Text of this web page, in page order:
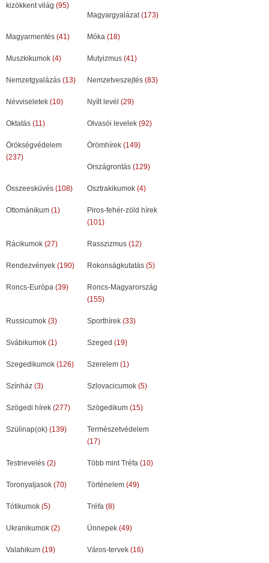
kizökkent világ (95)
Magyargyalázat(173)
Magyarmentés (41) Móka (18)
Muszkikumok (4) Mutyizmus (41)
Nemzetgyalázás (13) Nemzetveszejtés (83)
Névviseletek (10) Nyílt levél (29)
Oktatás (11) Olvasói levelek (92)
Örökségvédelem
(237)
Örömhírek (149)
Országrontás (129)
Összeesküvés (108) Osztrakikumok (4)
Ottománikum (1)
Piros-fehér-zöld hírek
(101)
Rácikumok (27) Rasszizmus (12)
Rendezvények (190) Rokonságkutatás (5)
Roncs-Európa (39)
Roncs-Magyarország
(155)
Russicumok (3) Sporthírek (33)
Svábikumok (1) Szeged (19)
Szegedikumok (126) Szerelem (1)
Színház (3) Szlovacicumok (5)
Szögedi hírek (277) Szögedikum (15)
Szülinap(ok) (139)
Természetvédelem
(17)
Testnevelés (2) Több mint Tréfa (10)
Toronyaljasok (70) Történelem (49)
Tótikumok (5) Tréfa (8)
Ukranikumok (2) Ünnepek (49)
Valahikum (19) Város-tervek (16)